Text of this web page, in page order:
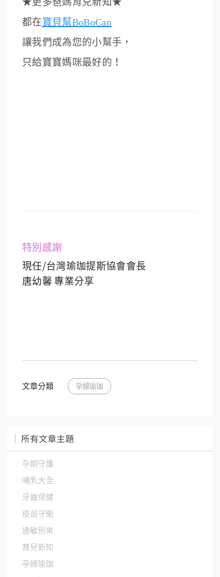
都在寶貝幫BoBoCan
讓我們成為您的小幫手，
只給寶寶媽咪最好的！
特別感謝
現任/台灣瑜珈提斯協會會長
唐幼馨 專業分享
文章分類 孕婦瑜珈
所有文章主題
孕期守護
哺乳大全
牙齒保健
疫苗守衛
過敏別來
育兒新知
孕婦瑜珈